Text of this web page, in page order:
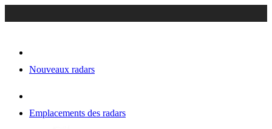
Nouveaux radars
Emplacements des radars